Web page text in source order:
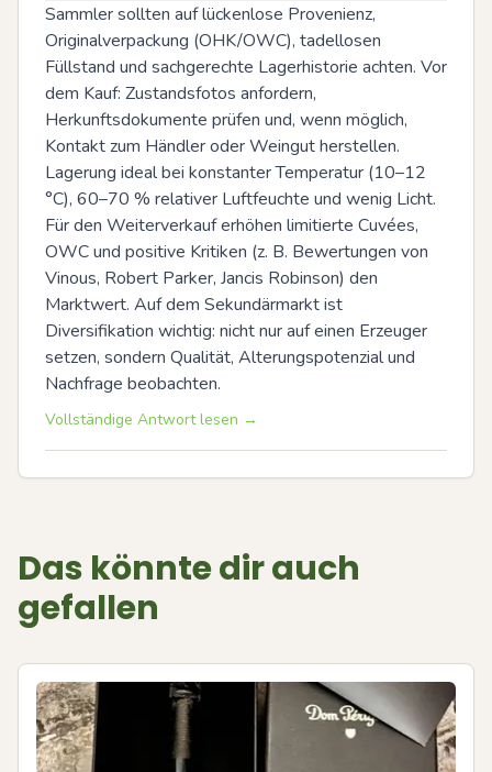
Sammler sollten auf lückenlose Provenienz,
Originalverpackung (OHK/OWC), tadellosen
Füllstand und sachgerechte Lagerhistorie achten. Vor
dem Kauf: Zustandsfotos anfordern,
Herkunftsdokumente prüfen und, wenn möglich,
Kontakt zum Händler oder Weingut herstellen.
Lagerung ideal bei konstanter Temperatur (10–12
°C), 60–70 % relativer Luftfeuchte und wenig Licht.
Für den Weiterverkauf erhöhen limitierte Cuvées,
OWC und positive Kritiken (z. B. Bewertungen von
Vinous, Robert Parker, Jancis Robinson) den
Marktwert. Auf dem Sekundärmarkt ist
Diversifikation wichtig: nicht nur auf einen Erzeuger
setzen, sondern Qualität, Alterungspotenzial und
Nachfrage beobachten.
Vollständige Antwort lesen →
Das könnte dir auch
gefallen